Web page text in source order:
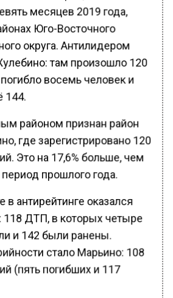
месяцев 2019 года,
Юго-Восточного
округа. Антилидером
там произошло 120
восемь человек и
144.
районом признан район
где зарегистрировано 120
Это на 17,6% больше, чем
прошлого года.
в антирейтинге оказался
ДТП, в которых четыре
и 142 были ранены.
стало Марьино: 108
(пять погибших и 117